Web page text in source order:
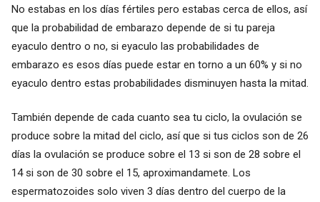
No estabas en los días fértiles pero estabas cerca de ellos, así
que la probabilidad de embarazo depende de si tu pareja
eyaculo dentro o no, si eyaculo las probabilidades de
embarazo es esos días puede estar en torno a un 60% y si no
eyaculo dentro estas probabilidades disminuyen hasta la mitad.
También depende de cada cuanto sea tu ciclo, la ovulación se
produce sobre la mitad del ciclo, así que si tus ciclos son de 26
días la ovulación se produce sobre el 13 si son de 28 sobre el
14 si son de 30 sobre el 15, aproximandamete. Los
espermatozoides solo viven 3 días dentro del cuerpo de la